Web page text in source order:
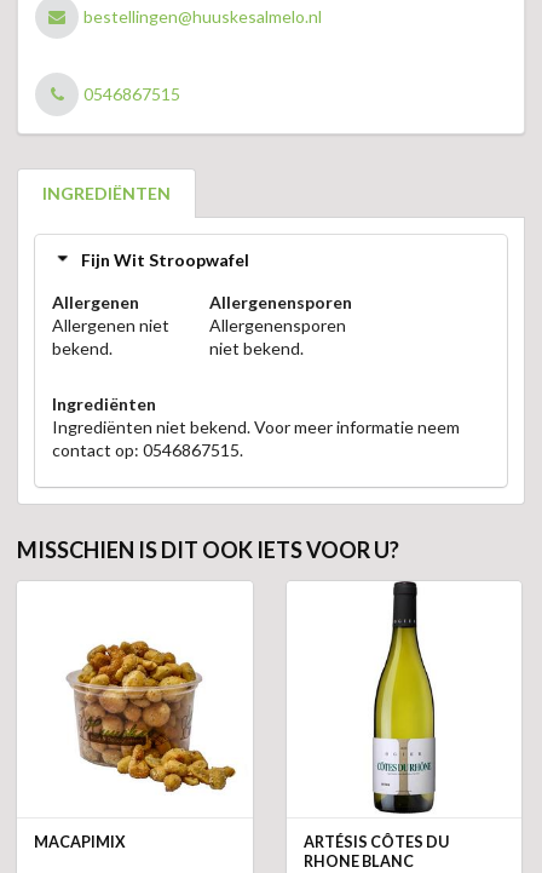
bestellingen@huuskesalmelo.nl
0546867515
INGREDIËNTEN
Fijn Wit Stroopwafel
Allergenen
Allergenen niet
bekend.
Allergenensporen
Allergenensporen
niet bekend.
Ingrediënten
Ingrediënten niet bekend. Voor meer informatie neem
contact op: 0546867515.
MISSCHIEN IS DIT OOK IETS VOOR U?
MACAPIMIX
ARTÉSIS CÔTES DU
RHONE BLANC